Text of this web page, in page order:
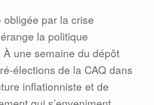
obligée par la crise
la politique
une semaine du dépôt
élections de la CAQ dans
inflationniste et de